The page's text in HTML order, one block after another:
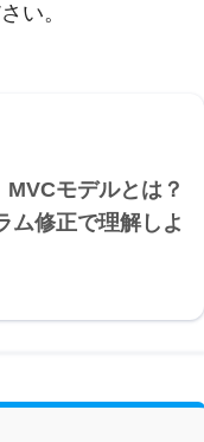
い。
MVCモデルとは？
ム修正で理解しよ